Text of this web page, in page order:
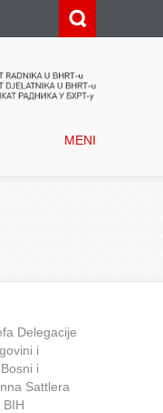
MENI
Delegacije
i
i
Sattlera